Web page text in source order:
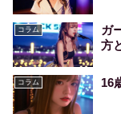
コラム
ガ
方
コラム 16